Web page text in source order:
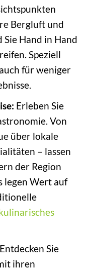
Bergluft und
Hand in Hand
Speziell
für weniger
Erleben Sie
Von
über lokale
– lassen
der Region
legen Wert auf
Entdecken Sie
ihren